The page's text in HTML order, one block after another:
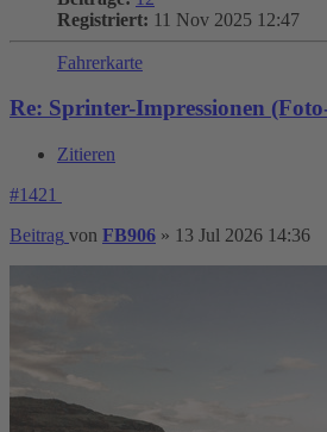
Registriert: 11 Nov 2025 12:47
Fahrerkarte
Re: Sprinter-Impressionen
Zitieren
#1421
Beitrag von FB906 » 13 Jul 2026 14:36